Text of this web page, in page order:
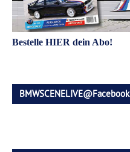
Bestelle HIER dein Abo!
BMWSCENELIVE@Facebook